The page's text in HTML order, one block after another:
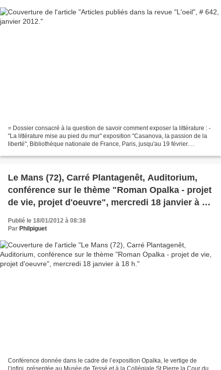
= Dossier consacré à la question de savoir comment exposer la littérature : -
"La littérature mise au pied du mur" exposition "Casanova, la passion de la
liberté", Bibliothèque nationale de France, Paris, jusqu'au 19 février.
Le Mans (72), Carré Plantagenêt, Auditorium,
conférence sur le thème "Roman Opalka - projet
de vie, projet d'oeuvre", mercredi 18 janvier à 18
Publié le 18/01/2012 à 08:38
Par Philpiguet
Conférence donnée dans le cadre de l’exposition Opalka, le vertige de
l’infini, présentée au Musée de Tessé et à la Collégiale St Pierre la Cour du